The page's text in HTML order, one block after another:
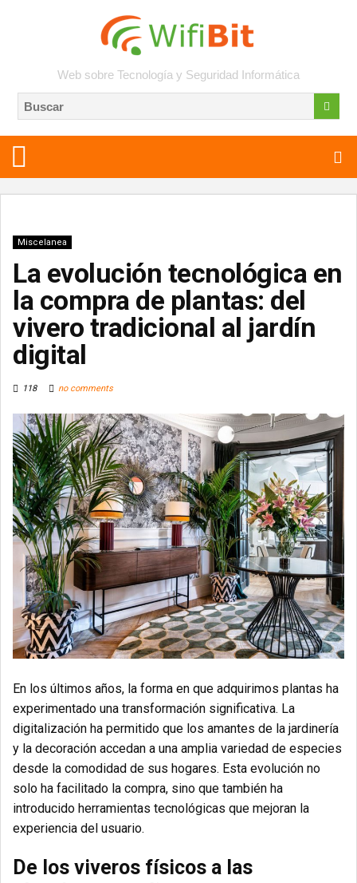
Web sobre Tecnología y Seguridad Informática
Miscelanea
La evolución tecnológica en
la compra de plantas: del
vivero tradicional al jardín
digital
118 no comments
En los últimos años, la forma en que adquirimos plantas ha
experimentado una transformación significativa. La
digitalización ha permitido que los amantes de la jardinería
y la decoración accedan a una amplia variedad de especies
desde la comodidad de sus hogares. Esta evolución no
solo ha facilitado la compra, sino que también ha
introducido herramientas tecnológicas que mejoran la
experiencia del usuario.
De los viveros físicos a las